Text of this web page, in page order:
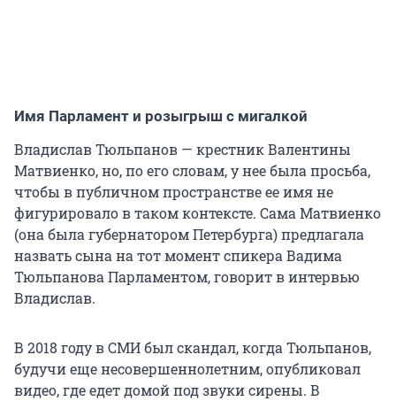
Имя Парламент и розыгрыш с мигалкой
Владислав Тюльпанов — крестник Валентины
Матвиенко, но, по его словам, у нее была просьба,
чтобы в публичном пространстве ее имя не
фигурировало в таком контексте. Сама Матвиенко
(она была губернатором Петербурга) предлагала
назвать сына на тот момент спикера Вадима
Тюльпанова Парламентом, говорит в интервью
Владислав.
В 2018 году в СМИ был скандал, когда Тюльпанов,
будучи еще несовершеннолетним, опубликовал
видео, где едет домой под звуки сирены. В